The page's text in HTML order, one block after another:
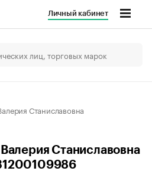
Личный кабинет
Станиславовна
Станиславовна